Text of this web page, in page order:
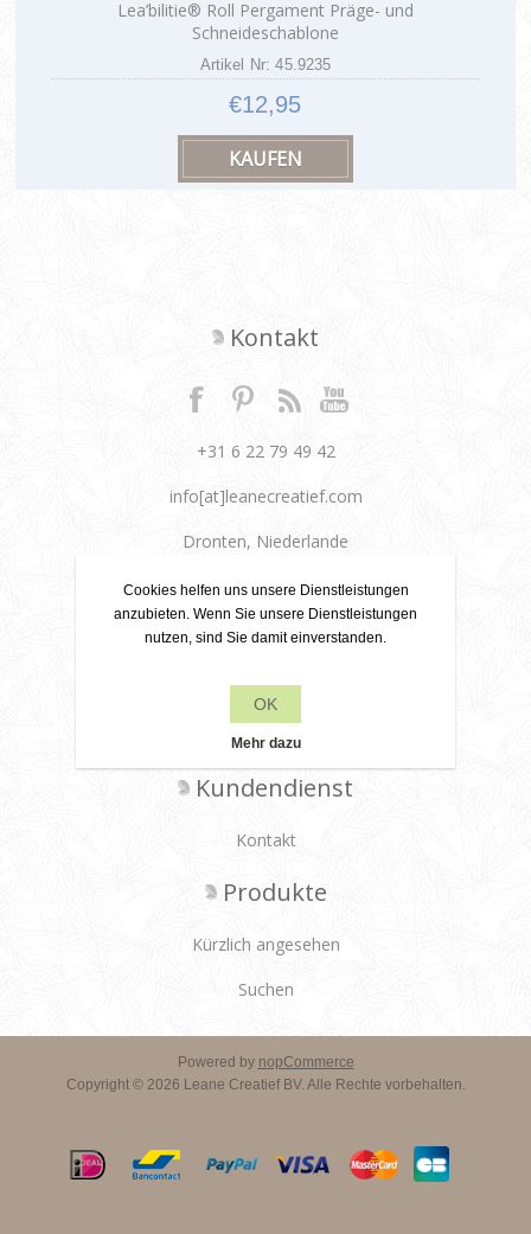
Lea’bilitie® Roll Pergament Präge- und
Schneideschablone
Artikel Nr: 45.9235
€12,95
Kontakt
+31 6 22 79 49 42
info[at]leanecreatief.com
Dronten, Niederlande
Leane Creatief
Datenschutz
Über uns
Lieferbedingungen
Kundendienst
Kontakt
Produkte
Kürzlich angesehen
Suchen
Powered by nopCommerce
Copyright © 2026 Leane Creatief BV. Alle Rechte vorbehalten.
Cookies helfen uns unsere Dienstleistungen
anzubieten. Wenn Sie unsere Dienstleistungen
nutzen, sind Sie damit einverstanden.
OK
Mehr dazu